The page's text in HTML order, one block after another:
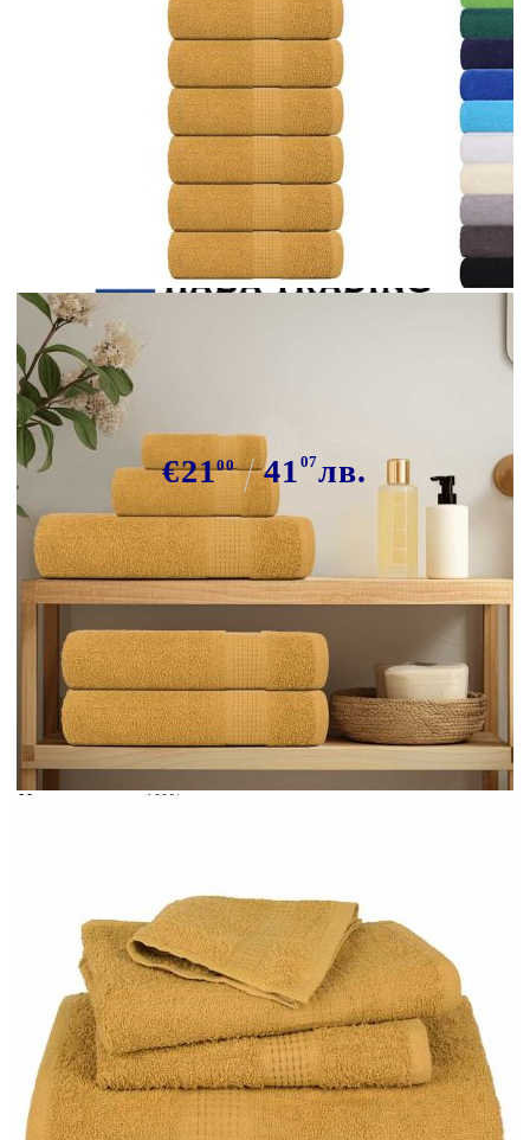
Сподели Tweet
Кърпи за пране FROGN 10 бр.
Златни 30x30 см 360 г/м²
€2100 41 07лв.
В наличност: 6 бр.
Време за доставка: 5 до 9 дни
Безплатна доставка до адрес при плащане по банков път
Цвят:
Материал:
100% памук
Купи на изплащане
Credit calculator
Кърпи за пране FROGN 10 бр. Златни 30x30 см 360 г/
Please select credit institution
Цена на продукта: €21.00
Extraction of information from credit institutions
Предоставената таблица е с информационна цел.
Добавете продукта в количката си с бутона "Добави в
количката" и при поръчка ще можете да изберете броя